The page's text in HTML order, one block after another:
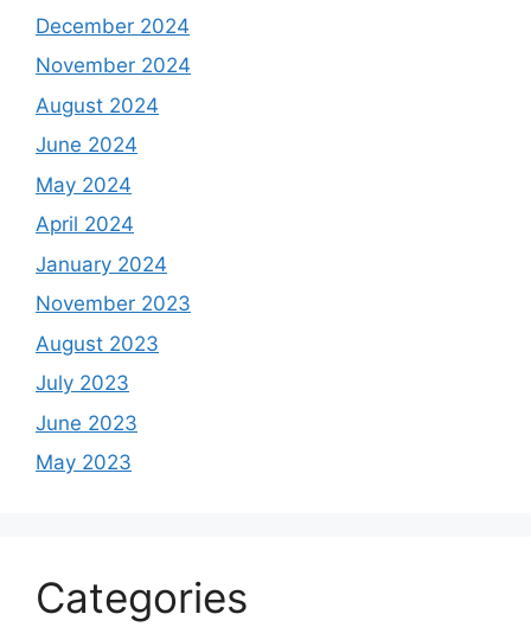
December 2024
November 2024
August 2024
June 2024
May 2024
April 2024
January 2024
November 2023
August 2023
July 2023
June 2023
May 2023
Categories